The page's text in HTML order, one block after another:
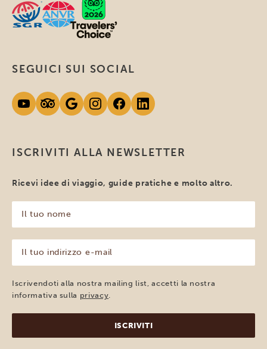
ISCRIVITI ALLA NEWSLETTER
Ricevi idee di viaggio, guide pratiche e molto altro.
tuo
nome
(Obbligatorio)
tuo
indirizzo
e-
mail
Iscrivendoti alla nostra mailing list, accetti la nostra
informativa sulla privacy
SEGUICI SUI SOCIAL